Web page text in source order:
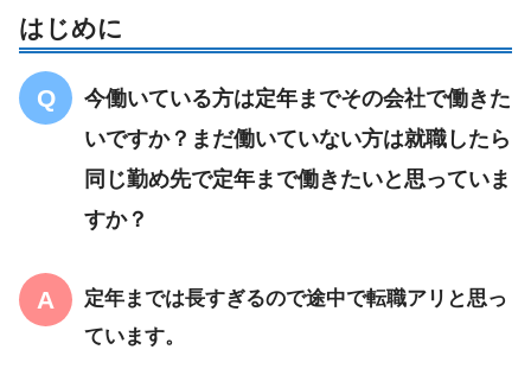
はじめに
今働いている方は定年までその会社で働きた
いですか？まだ働いていない方は就職したら
同じ勤め先で定年まで働きたいと思っていま
すか？
定年までは長すぎるので途中で転職アリと思っ
ています。